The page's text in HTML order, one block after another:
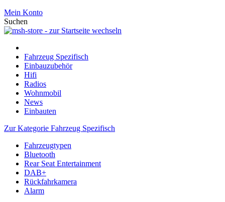
Mein Konto
Suchen
Fahrzeug Spezifisch
Einbauzubehör
Hifi
Radios
Wohnmobil
News
Einbauten
Zur Kategorie Fahrzeug Spezifisch
Fahrzeugtypen
Bluetooth
Rear Seat Entertainment
DAB+
Rückfahrkamera
Alarm